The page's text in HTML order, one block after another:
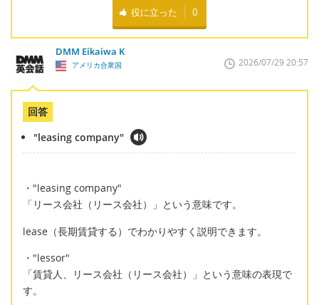
役に立った 0
DMM Eikaiwa K
アメリカ合衆国 2026/07/29 20:57
回答
"leasing company"
・"leasing company"
「リース会社（リース会社）」という意味です。
lease（長期賃貸する）でわかりやすく説明できます。
・"lessor"
「賃貸人、リース会社（リース会社）」という意味の表現で
す。